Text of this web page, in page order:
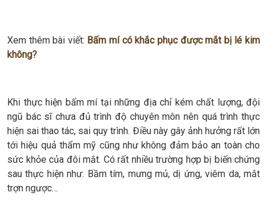
Xem thêm bài viết: Bấm mí có khắc phục được mắt bị lé kim
không?
Khi thực hiện bấm mí tại những địa chỉ kém chất lượng, đội
ngũ bác sĩ chưa đủ trình độ chuyên môn nên quá trình thực
hiện sai thao tác, sai quy trình. Điều này gây ảnh hưởng rất lớn
tới hiệu quả thẩm mỹ cũng như không đảm bảo an toàn cho
sức khỏe của đôi mắt. Có rất nhiều trường hợp bị biến chứng
sau thực hiện như: Bầm tím, mưng mủ, dị ứng, viêm da, mắt
trợn ngược…